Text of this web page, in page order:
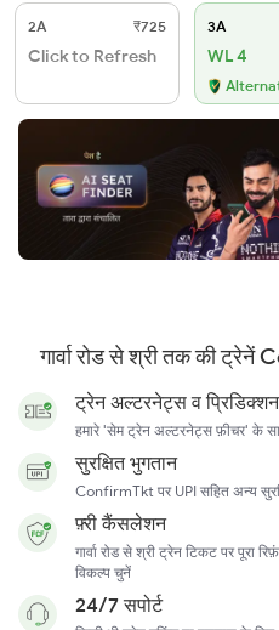
2A ₹725
Click to Refresh
3A
WL 4
गार्वा रोड से श्री तक की
ट्रेन अल्टरनेट्स व प्रिडिक्शन
हमारे 'सेम ट्रेन अल्टरनेट्स फ़ीचर' के
सुरक्षित भुगतान
ConfirmTkt पर UPI सहित अन्य
फ़्री कैंसलेशन
गार्वा रोड से श्री ट्रेन टिकट पर पूरा
विकल्प चुनें
24/7 सपोर्ट